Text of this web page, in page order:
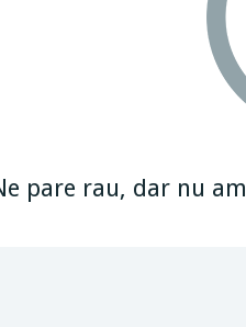
pare rau, dar nu